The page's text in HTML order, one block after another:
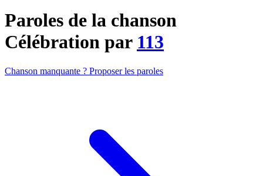
Paroles de la chanson
Célébration par 113
Chanson manquante ? Proposer les paroles